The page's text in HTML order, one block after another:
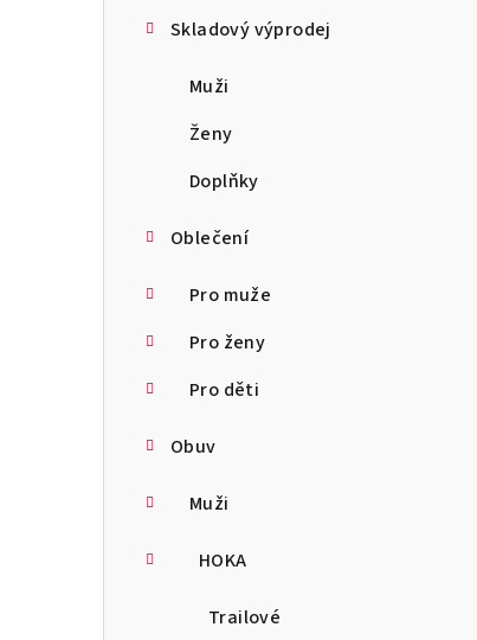
Skladový výprodej
Muži
Ženy
Doplňky
Oblečení
Pro muže
Pro ženy
Pro děti
Obuv
Muži
HOKA
Trailové